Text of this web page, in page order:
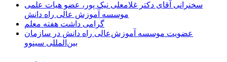
سخنرانی آقای دکتر غلامعلی نیک پور، عضو هیات علمی
موسسه آموزش عالی راه دانش
گرامی داشت هفته معلم
عضویت موسسه آموزش‌عالی راه دانش در سازمان
بین‌المللی سینوو